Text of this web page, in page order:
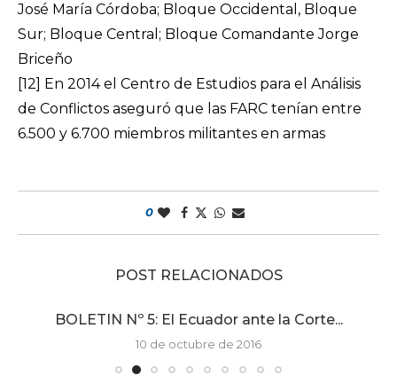
José María Córdoba; Bloque Occidental, Bloque
Sur; Bloque Central; Bloque Comandante Jorge
Briceño
[12]
En 2014 el Centro de Estudios para el Análisis
de Conflictos aseguró que las FARC tenían entre
6.500 y 6.700 miembros militantes en armas
0
POST RELACIONADOS
BOLETIN Nº 5: El Ecuador ante la Corte...
10 de octubre de 2016